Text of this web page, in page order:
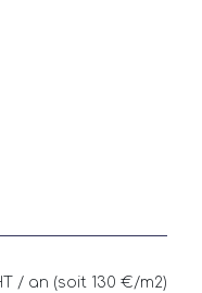
/ an (soit 130 €/m2)